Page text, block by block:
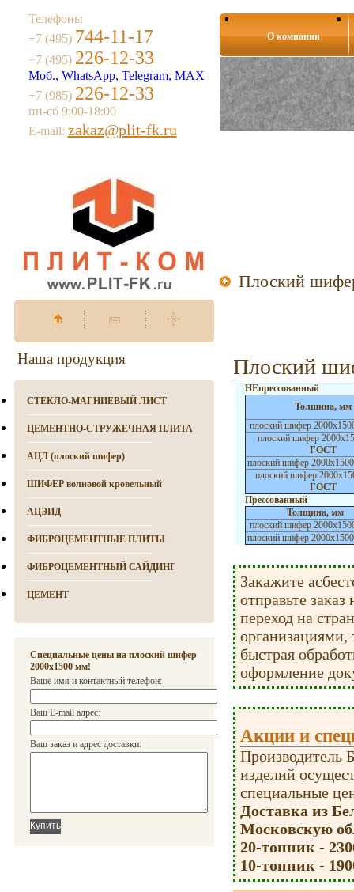
Телефоны
+7 (495) 744-11-17
+7 (495) 226-12-33
Моб., WhatsApp, Telegram, MAX
+7 (985) 226-12-33
пн-сб 9:00-18:00
E-mail: zakaz@plit-fk.ru
О компании
Плоский
Наша продукция
СТЕКЛО-МАГНИЕВЫЙ ЛИСТ
ЦЕМЕНТНО-СТРУЖЕЧНАЯ ПЛИТА
АЦЛ (плоский шифер)
ШИФЕР волновой кровельный
АЦЭИД
ФИБРОЦЕМЕНТНЫЕ ПЛИТЫ
ФИБРОЦЕМЕНТНЫЙ САЙДИНГ
ЦЕМЕНТ
Специальные цены на плоский шифер
2000х1500 мм!
Ваше имя и контактный телефон:
Ваш E-mail адрес:
Ваш заказ и адрес доставки:
Плоский
НЕпрессованный
Толщина, мм
плоский шифер
плоский шифер
ГОСТ
плоский шифер
плоский шифер
ГОСТ
Прессованный
Толщина, мм
плоский шифер
плоский шифер
Закажите
отправьте
переход на
быстрая
оформление
Акции и
Производитель
изделий
специальные
Доставка из
Московскую
20-тонник -
10-тонник -